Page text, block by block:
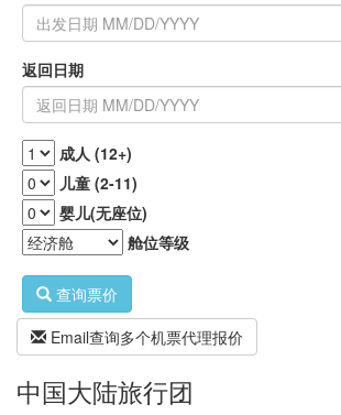
返回日期
成人 (12+)
儿童 (2-11)
婴儿(无座位)
舱位等级
查询票价
Email查询多个机票代理报价
中国大陆旅行团